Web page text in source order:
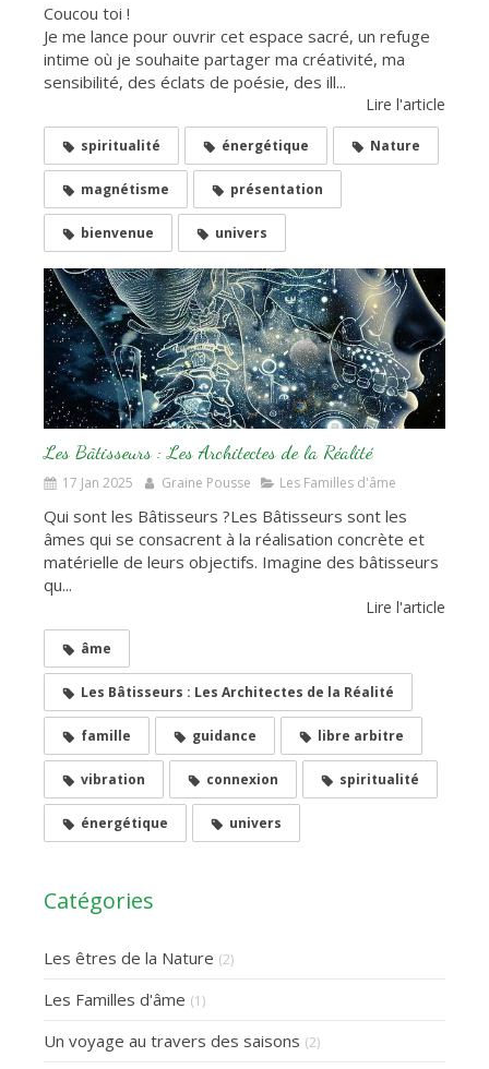
Coucou toi !
Je me lance pour ouvrir cet espace sacré, un refuge
intime où je souhaite partager ma créativité, ma
sensibilité, des éclats de poésie, des ill...
Lire l'article
spiritualité énergétique Nature
magnétisme présentation
bienvenue univers
Les Bâtisseurs : Les Architectes de la Réalité
17 Jan 2025 Graine Pousse Les Familles d'âme
Qui sont les Bâtisseurs ?Les Bâtisseurs sont les
âmes qui se consacrent à la réalisation concrète et
matérielle de leurs objectifs. Imagine des bâtisseurs
qu...
Lire l'article
âme
Les Bâtisseurs : Les Architectes de la Réalité
famille guidance libre arbitre
vibration connexion spiritualité
énergétique univers
Catégories
Les êtres de la Nature (2)
Les Familles d'âme (1)
Un voyage au travers des saisons (2)